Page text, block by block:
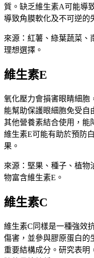
質。缺乏維生素A可能導
導致角膜軟化及不可逆的
來源：紅薯、綠葉蔬菜、
理想選擇。
維生素E
氧化壓力會損害眼睛細胞
能幫助保護眼細胞免受自
其他營養素結合使用，能
維生素E可能有助於預防
果。
來源：堅果、種子、植物
物富含維生素E。
維生素C
維生素C同樣是一種強效
傷害，並參與膠原蛋白的
重要結構成分。研究表明